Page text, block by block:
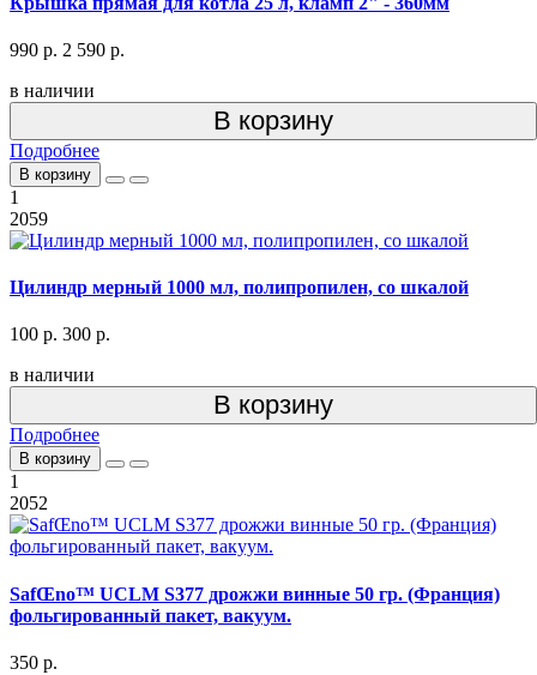
990 р. 2 590 р.
в наличии
В корзину
Подробнее
В корзину
1
2059
Цилиндр мерный 1000 мл, полипропилен, со шкалой
100 р. 300 р.
в наличии
В корзину
Подробнее
В корзину
1
2052
SafŒno™ UCLM S377 дрожжи винные 50 гр. (Франция)
фольгированный пакет, вакуум.
350 р.